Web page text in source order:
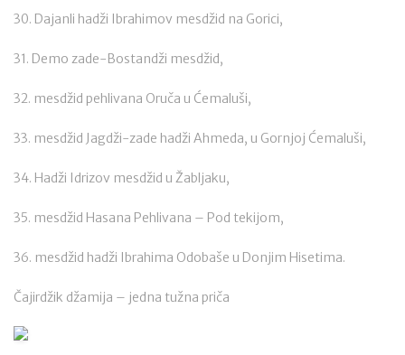
30. Dajanli hadži Ibrahimov mesdžid na Gorici,
31. Demo zade-Bostandži mesdžid,
32. mesdžid pehlivana Oruča u Ćemaluši,
33. mesdžid Jagdži-zade hadži Ahmeda, u Gornjoj Ćemaluši,
34. Hadži Idrizov mesdžid u Žabljaku,
35. mesdžid Hasana Pehlivana – Pod tekijom,
36. mesdžid hadži Ibrahima Odobaše u Donjim Hisetima.
Čajirdžik džamija – jedna tužna priča